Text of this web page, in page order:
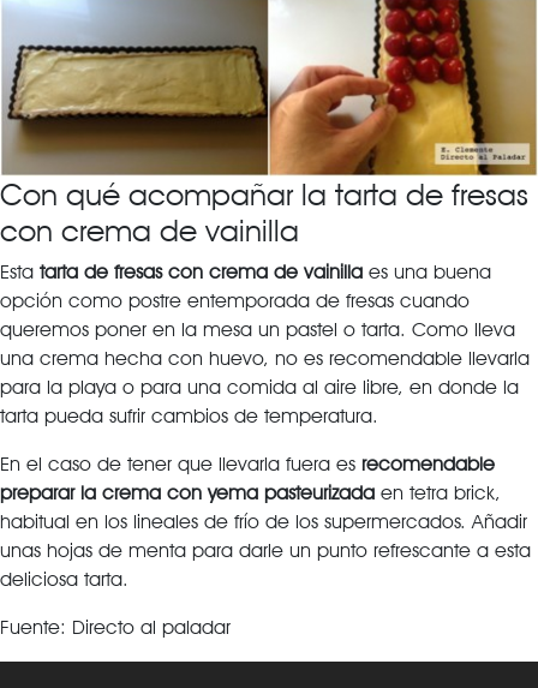
Con qué acompañar la tarta de fresas
con crema de vainilla
Esta tarta de fresas con crema de vainilla es una buena
opción como postre entemporada de fresas cuando
queremos poner en la mesa un pastel o tarta. Como lleva
una crema hecha con huevo, no es recomendable llevarla
para la playa o para una comida al aire libre, en donde la
tarta pueda sufrir cambios de temperatura.
En el caso de tener que llevarla fuera es recomendable
preparar la crema con yema pasteurizada en tetra brick,
habitual en los lineales de frío de los supermercados. Añadir
unas hojas de menta para darle un punto refrescante a esta
deliciosa tarta.
Fuente: Directo al paladar